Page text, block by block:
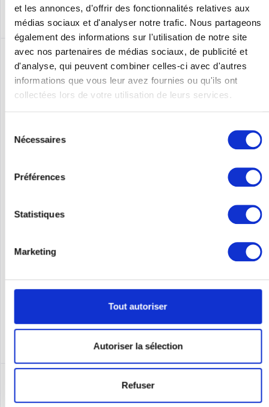
et les annonces, d'offrir des fonctionnalités relatives aux
médias sociaux et d'analyser notre trafic. Nous partageons
également des informations sur l'utilisation de notre site
avec nos partenaires de médias sociaux, de publicité et
d'analyse, qui peuvent combiner celles-ci avec d'autres
informations que vous leur avez fournies ou qu'ils ont
collectées lors de votre utilisation de leurs services.
Nécessaires
Préférences
Statistiques
Marketing
Tout autoriser
Autoriser la sélection
Refuser
und Stromversorgungsmodul kann innerhalb weniger Minuten
durch ein Booster Kit ersetzt werden. Dafür sind lediglich ein
Se souv.